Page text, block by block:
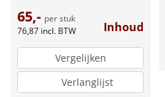
65,- per stuk
76,87 incl. BTW Inhoud
Vergelijken
Verlanglijst